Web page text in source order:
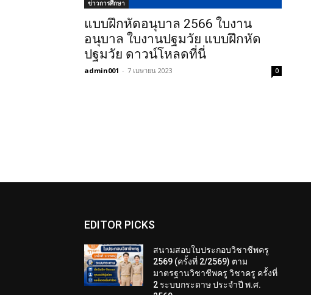
ข่าวการศึกษา
แบบฝึกหัดอนุบาล 2566 ใบงาน
อนุบาล ใบงานปฐมวัย แบบฝึกหัด
ปฐมวัย ดาวน์โหลดที่นี่
admin001 - 7 เมษายน 2023 0
EDITOR PICKS
สนามสอบใบประกอบวิชาชีพครู
2569 (ครั้งที่ 2/2569) ตาม
มาตรฐานวิชาชีพครู วิชาครู ครั้งที่
2 ระบบกระดาษ ประจำปี พ.ศ.